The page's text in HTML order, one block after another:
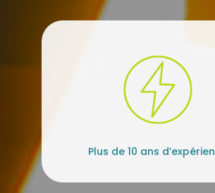
Plus de 10 ans